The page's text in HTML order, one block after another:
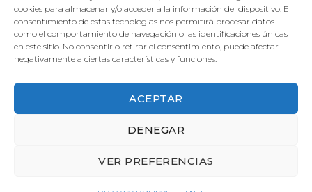
cookies para almacenar y/o acceder a la información del dispositivo. El
consentimiento de estas tecnologías nos permitirá procesar datos
como el comportamiento de navegación o las identificaciones únicas
en este sitio. No consentir o retirar el consentimiento, puede afectar
negativamente a ciertas características y funciones.
ACEPTAR
DENEGAR
VER PREFERENCIAS
Macrofun Landing Macrofun Landing